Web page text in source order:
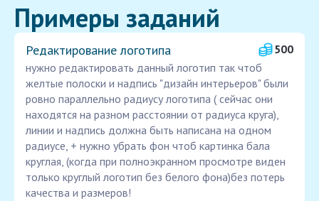
Примеры заданий
Редактирование логотипа
500
нужно редактировать данный логотип так чтоб
желтые полоски и надпись "дизайн интерьеров" были
ровно параллельно радиусу логотипа ( сейчас они
находятся на разном расстоянии от радиуса круга),
линии и надпись должна быть написана на одном
радиусе, + нужно убрать фон чтоб картинка бала
круглая, (когда при полноэкранном просмотре виден
только круглый логотип без белого фона)без потерь
качества и размеров!